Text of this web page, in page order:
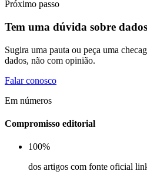
Próximo passo
Tem uma dúvida sobre
Sugira uma pauta ou peça uma
dados, não com opinião.
Falar conosco
Em números
Compromisso editorial
100%
dos artigos com fonte oficial